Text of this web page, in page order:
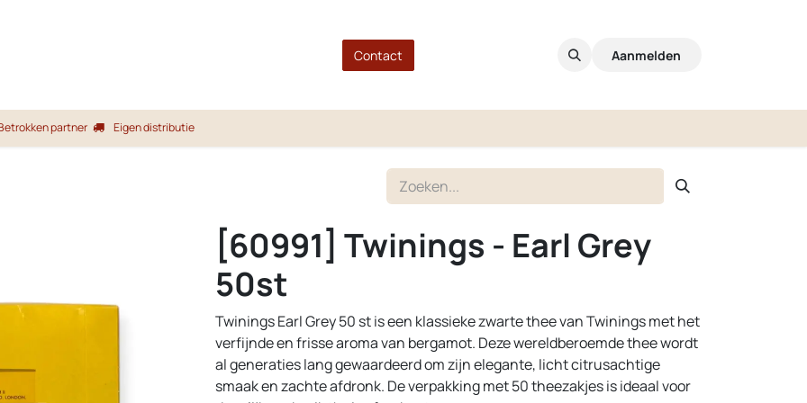
Contact Aanmelden
partner Eigen distributie
[60991] Twinings - Earl Grey
50st
Twinings Earl Grey 50 st is een klassieke zwarte thee van Twinings met het
verfijnde en frisse aroma van bergamot. Deze wereldberoemde thee wordt
al generaties lang gewaardeerd om zijn elegante, licht citrusachtige
smaak en zachte afdronk. De verpakking met 50 theezakjes is ideaal voor